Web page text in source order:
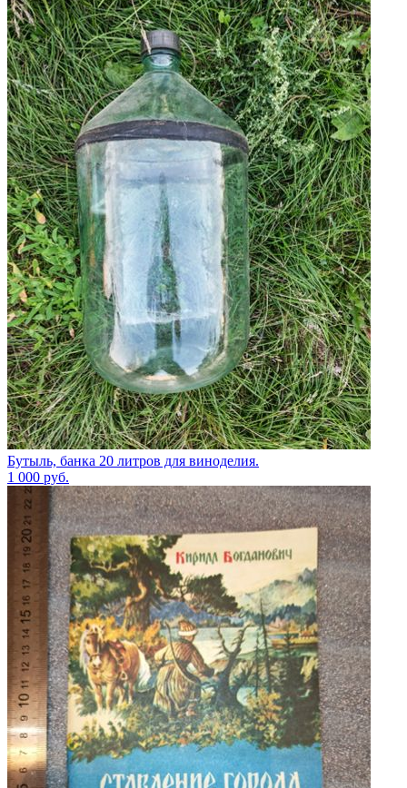
Бутыль, банка 20 литров для виноделия.
1 000 руб.